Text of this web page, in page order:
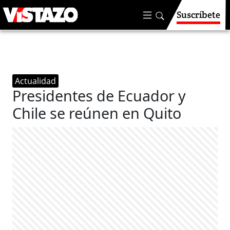
Suscríbete
Actualidad
Presidentes de Ecuador y
Chile se reúnen en Quito